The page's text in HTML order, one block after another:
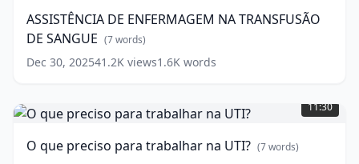
TRANSFUSÃO
DE
SANGUE
(7
ASSISTÊNCIA DE ENFERMAGEM NA TRANSFUSÃO
DE SANGUE (7words)
Dec 30, 202541.2K views1.6K words
que
preciso
trabalhar
11:30
O que preciso para trabalhar na UTI? (7words)